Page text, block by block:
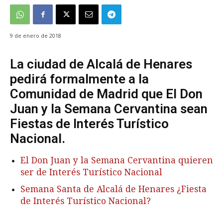
9 de enero de 2018
La ciudad de Alcalá de Henares
pedirá formalmente a la
Comunidad de Madrid que El Don
Juan y la Semana Cervantina sean
Fiestas de Interés Turístico
Nacional.
El Don Juan y la Semana Cervantina quieren
ser de Interés Turístico Nacional
Semana Santa de Alcalá de Henares ¿Fiesta
de Interés Turístico Nacional?